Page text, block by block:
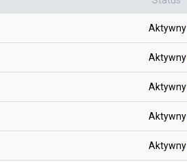
Aktywny
Aktywny
Aktywny
Aktywny
Aktywny